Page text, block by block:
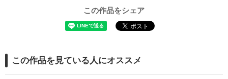
この作品をシェア
この作品を見ている人にオススメ